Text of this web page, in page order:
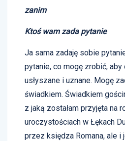
zanim
Ktoś wam zada pytanie
Ja sama zadaję sobie
pytanie, co mogę zrobić,
usłyszane i uznane. Mogę
świadkiem. Świadkiem
z jaką zostałam przyjęta na
uroczystościach w Łękach
przez księdza Romana, ale i